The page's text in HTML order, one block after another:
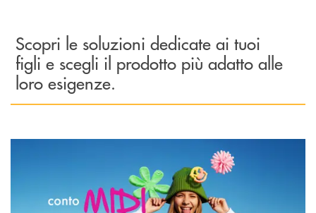
Scopri le soluzioni dedicate ai tuoi
figli e scegli il prodotto più adatto alle
loro esigenze.